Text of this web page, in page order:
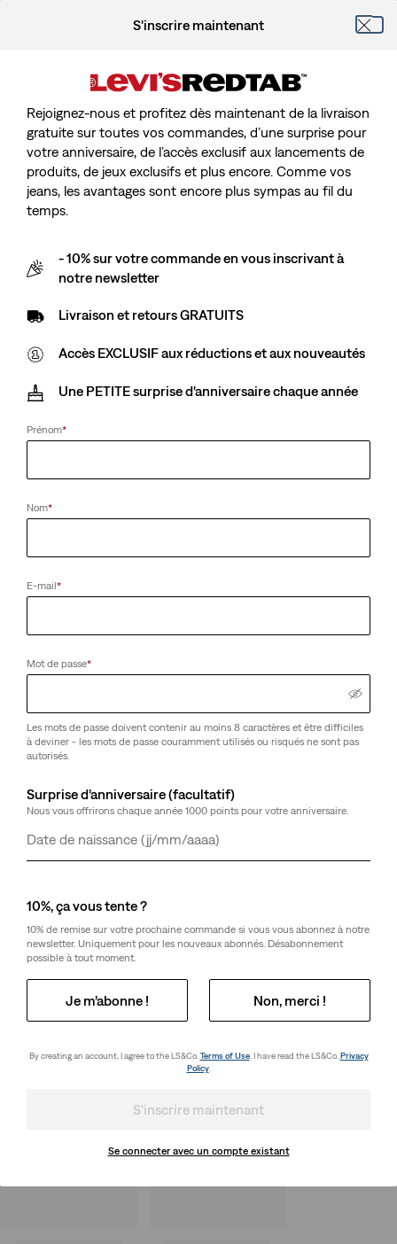
S'inscrire maintenant
Rejoignez-nous et profitez dès maintenant de la livraison
gratuite sur toutes vos commandes, d’une surprise pour
votre anniversaire, de l’accès exclusif aux lancements de
produits, de jeux exclusifs et plus encore. Comme vos
jeans, les avantages sont encore plus sympas au fil du
temps.
- 10% sur votre commande en vous inscrivant à
notre newsletter
Livraison et retours GRATUITS
Accès EXCLUSIF aux réductions et aux nouveautés
Une PETITE surprise d'anniversaire chaque année
Prénom*
Nom*
E-mail*
Mot de passe*
Les mots de passe doivent contenir au moins 8 caractères et être difficiles
à deviner - les mots de passe couramment utilisés ou risqués ne sont pas
autorisés.
Surprise d’anniversaire (facultatif)
Nous vous offrirons chaque année 1000 points pour votre anniversaire.
Jour
Mois
Année
10%, ça vous tente ?
10% de remise sur votre prochaine commande si vous vous abonnez à notre
newsletter. Uniquement pour les nouveaux abonnés. Désabonnement
possible à tout moment.
Je m’abonne ! Non, merci !
By creating an account, I agree to the LS&Co. Terms of Use. I have read the LS&Co. Privacy
Policy.
S'inscrire maintenant
Se connecter avec un compte existant